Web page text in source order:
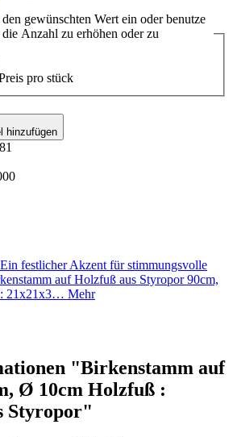
gewünschten Wert ein oder benutze
Anzahl zu erhöhen oder zu
pro stück
hinzufügen
Ein festlicher Akzent für stimmungsvolle
auf Holzfuß aus Styropor 90cm,
: 21x21x3… Mehr
"Birkenstamm auf
Ø 10cm Holzfuß :
Styropor"